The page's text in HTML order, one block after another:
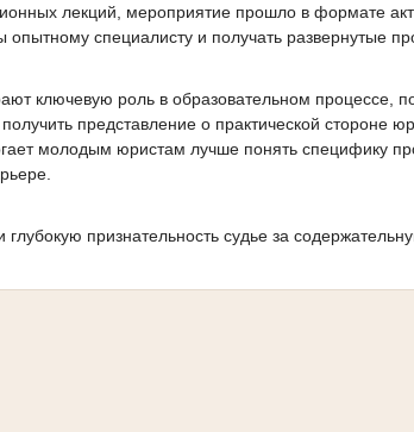
лекций, мероприятие прошло в формате
опытному специалисту и получать развернутые
ключевую роль в образовательном процессе,
представление о практической стороне
молодым юристам лучше понять специфику
глубокую признательность судье за